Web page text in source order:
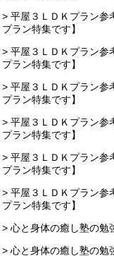
> 平屋３ＬＤＫプラン参
プラン特集です】
> 平屋３ＬＤＫプラン参
プラン特集です】
> 平屋３ＬＤＫプラン参
プラン特集です】
> 平屋３ＬＤＫプラン参
プラン特集です】
> 平屋３ＬＤＫプラン参
プラン特集です】
> 平屋３ＬＤＫプラン参
プラン特集です】
> 心と身体の癒し塾の勉
> 心と身体の癒し塾の勉